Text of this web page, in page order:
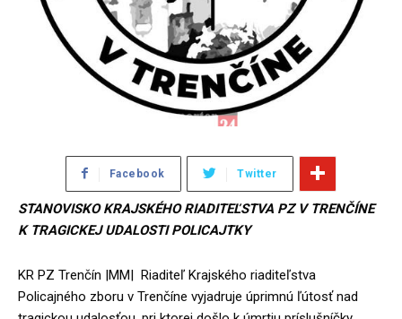
Facebook Twitter
STANOVISKO KRAJSKÉHO RIADITEĽSTVA PZ V TRENČÍNE
K TRAGICKEJ UDALOSTI POLICAJTKY
KR PZ Trenčín |MM| Riaditeľ Krajského riaditeľstva
Policajného zboru v Trenčíne vyjadruje úprimnú ľútosť nad